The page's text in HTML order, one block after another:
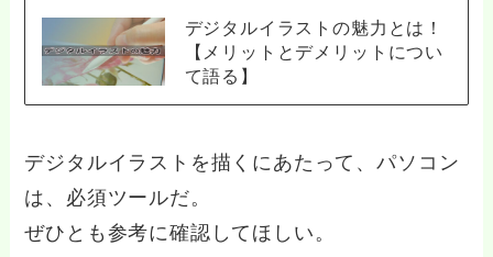
デジタルイラストの魅力とは！
【メリットとデメリットについ
て語る】
デジタルイラストを描くにあたって、パソコン
は、必須ツールだ。
ぜひとも参考に確認してほしい。